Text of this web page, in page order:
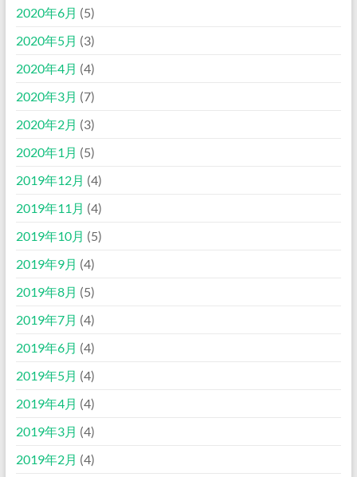
2020年6月 (5)
2020年5月 (3)
2020年4月 (4)
2020年3月 (7)
2020年2月 (3)
2020年1月 (5)
2019年12月 (4)
2019年11月 (4)
2019年10月 (5)
2019年9月 (4)
2019年8月 (5)
2019年7月 (4)
2019年6月 (4)
2019年5月 (4)
2019年4月 (4)
2019年3月 (4)
2019年2月 (4)